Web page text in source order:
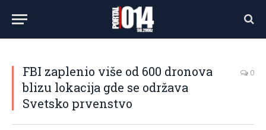
FBI zaplenio više od 600 dronova
blizu lokacija gde se održava
Svetsko prvenstvo
0